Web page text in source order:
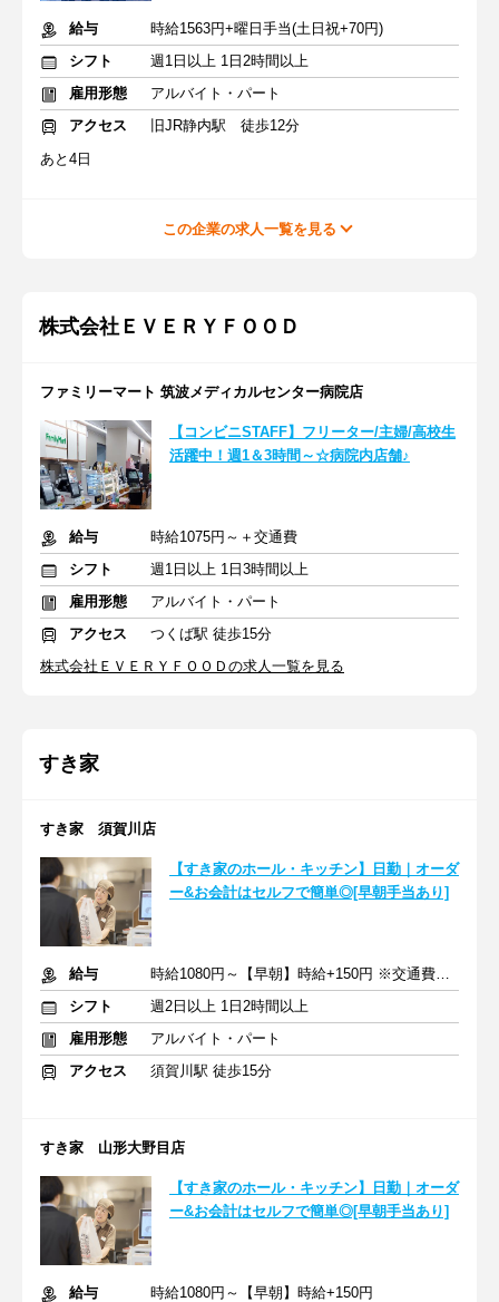
給与
時給1563円+曜日手当(土日祝+70円)
シフト
週1日以上 1日2時間以上
雇用形態
アルバイト・パート
アクセス
旧JR静内駅 徒歩12分
あと4日
この企業の求人一覧を見る
株式会社ＥＶＥＲＹＦＯＯＤ
ファミリーマート 筑波メディカルセンター病院店
【コンビニSTAFF】フリーター/主婦/高校生
活躍中！週1＆3時間～☆病院内店舗♪
給与
時給1075円～＋交通費
シフト
週1日以上 1日3時間以上
雇用形態
アルバイト・パート
アクセス
つくば駅 徒歩15分
株式会社ＥＶＥＲＹＦＯＯＤの求人一覧を見る
すき家
すき家 須賀川店
【すき家のホール・キッチン】日勤｜オーダ
ー&お会計はセルフで簡単◎[早朝手当あり]
給与
時給1080円～【早朝】時給+150円 ※交通費支給
シフト
週2日以上 1日2時間以上
雇用形態
アルバイト・パート
アクセス
須賀川駅 徒歩15分
すき家 山形大野目店
【すき家のホール・キッチン】日勤｜オーダ
ー&お会計はセルフで簡単◎[早朝手当あり]
給与
時給1080円～【早朝】時給+150円